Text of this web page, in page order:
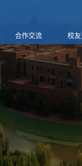
合作交流 校